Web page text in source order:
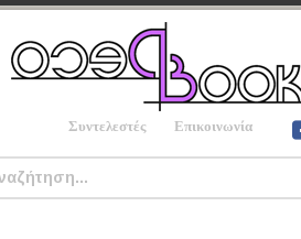
Συντελεστές Επικοινωνία